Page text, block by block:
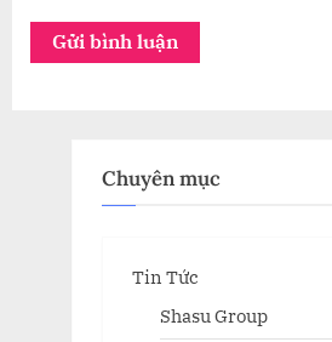
Chuyên mục
Tin Tức
Shasu Group